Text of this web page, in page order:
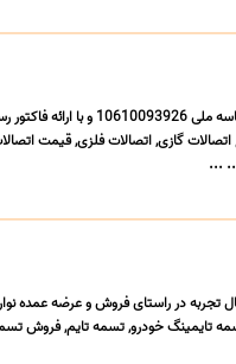
گازی, اتصالات فلزی, قیمت
...
تسمه نقاله بابائی با بیش از 15 سال تجربه در راستای
تایمینگ خودرو, تسمه تایم, فروش تسمه